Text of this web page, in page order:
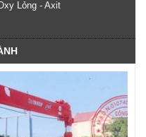
Lỏng - Axit